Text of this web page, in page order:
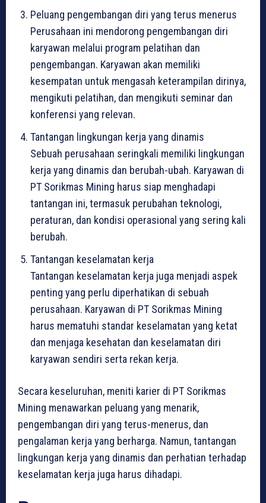
Peluang pengembangan diri yang terus menerus
Perusahaan ini mendorong pengembangan diri
karyawan melalui program pelatihan dan
pengembangan. Karyawan akan memiliki
kesempatan untuk mengasah keterampilan dirinya,
mengikuti pelatihan, dan mengikuti seminar dan
konferensi yang relevan.
Tantangan lingkungan kerja yang dinamis
Sebuah perusahaan seringkali memiliki lingkungan
kerja yang dinamis dan berubah-ubah. Karyawan di
PT Sorikmas Mining harus siap menghadapi
tantangan ini, termasuk perubahan teknologi,
peraturan, dan kondisi operasional yang sering kali
berubah.
Tantangan keselamatan kerja
Tantangan keselamatan kerja juga menjadi aspek
penting yang perlu diperhatikan di sebuah
perusahaan. Karyawan di PT Sorikmas Mining
harus mematuhi standar keselamatan yang ketat
dan menjaga kesehatan dan keselamatan diri
karyawan sendiri serta rekan kerja.
Secara keseluruhan, meniti karier di PT Sorikmas
Mining menawarkan peluang yang menarik,
pengembangan diri yang terus-menerus, dan
pengalaman kerja yang berharga. Namun, tantangan
lingkungan kerja yang dinamis dan perhatian terhadap
keselamatan kerja juga harus dihadapi.